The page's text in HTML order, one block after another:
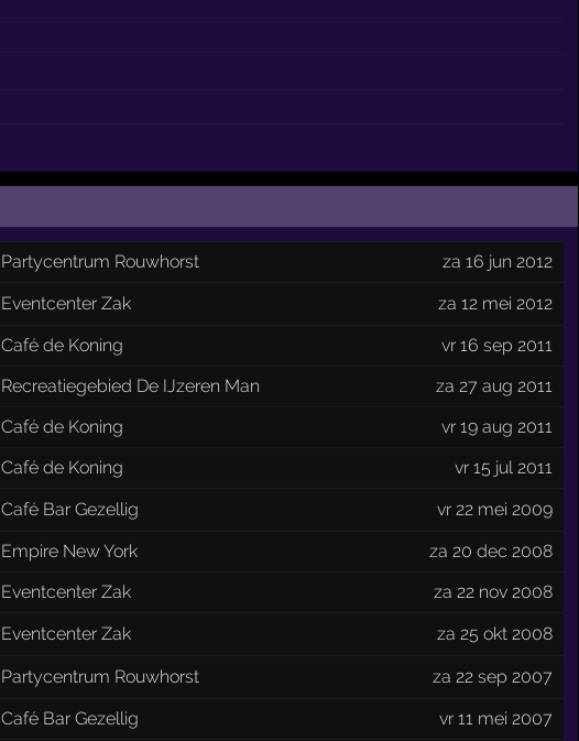
Partycentrum Rouwhorst
za 16 jun 2012
Eventcenter Zak
za 12 mei 2012
Café de Koning
vr 16 sep 2011
Recreatiegebied De IJzeren Man
za 27 aug 2011
Café de Koning
vr 19 aug 2011
Café de Koning
vr 15 jul 2011
Café Bar Gezellig
vr 22 mei 2009
Empire New York
za 20 dec 2008
Eventcenter Zak
za 22 nov 2008
Eventcenter Zak
za 25 okt 2008
Partycentrum Rouwhorst
za 22 sep 2007
Café Bar Gezellig vr 11 mei 2007